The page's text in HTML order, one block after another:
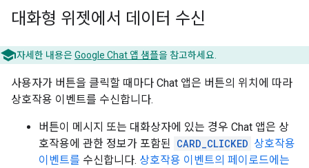
대화형 위젯에서 데이터 수신
자세한 내용은Google Chat 앱 샘플을 참고하세요.
사용자가 버튼을 클릭할 때마다 Chat 앱은 버튼의 위치에 따라
상호작용 이벤트를 수신합니다.
버튼이 메시지 또는 대화상자에 있는 경우 Chat 앱은 상
호작용에 관한 정보가 포함된 CARD_CLICKED 상호작용
이벤트를 수신합니다. 상호작용 이벤트의 페이로드에는